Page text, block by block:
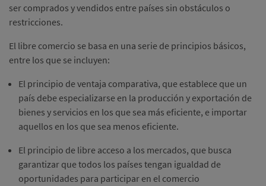
ser comprados y vendidos entre países sin obstáculos o
restricciones.
El libre comercio se basa en una serie de principios básicos,
entre los que se incluyen:
El principio de ventaja comparativa, que establece que un
país debe especializarse en la producción y exportación de
bienes y servicios en los que sea más eficiente, e importar
aquellos en los que sea menos eficiente.
El principio de libre acceso a los mercados, que busca
garantizar que todos los países tengan igualdad de
oportunidades para participar en el comercio